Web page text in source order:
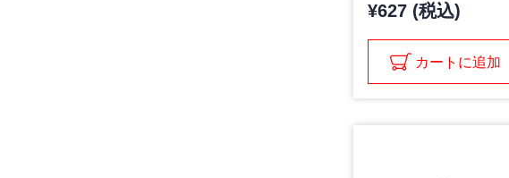
¥627 (税込)
カートに追加